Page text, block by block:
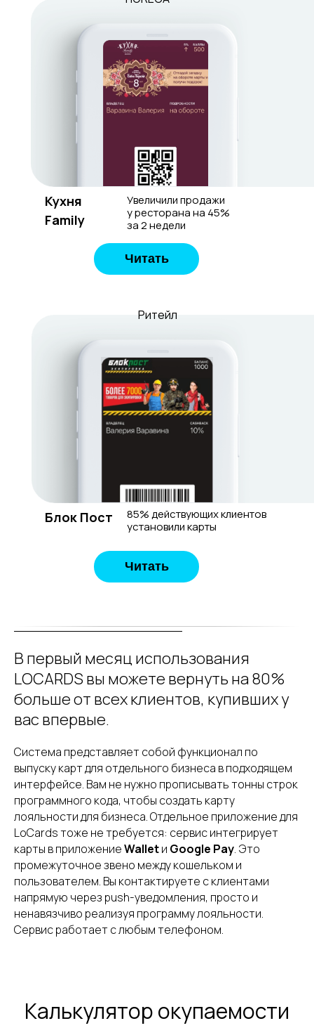
Кухня
Family
Увеличили продажи
у ресторана на 45%
за 2 недели
Блок Пост
Ритейл
85% действующих клиентов
установили карты
Читать
Читать
В первый месяц использования
LOCARDS вы можете вернуть на 80%
больше от всех клиентов, купивших у
вас впервые.
Система представляет собой функционал по
выпуску карт для отдельного бизнеса в подходящем
интерфейсе. Вам не нужно прописывать тонны строк
программного кода, чтобы создать карту
лояльности для бизнеса. Отдельное приложение для
LoCards тоже не требуется: сервис интегрирует
карты в приложениеWalletи Google Pay. Это
промежуточное звено между кошельком и
пользователем. Вы контактируете с клиентами
напрямую через push-уведомления, просто и
ненавязчиво реализуя программу лояльности.
Сервис работает с любым телефоном.
Калькулятор окупаемости